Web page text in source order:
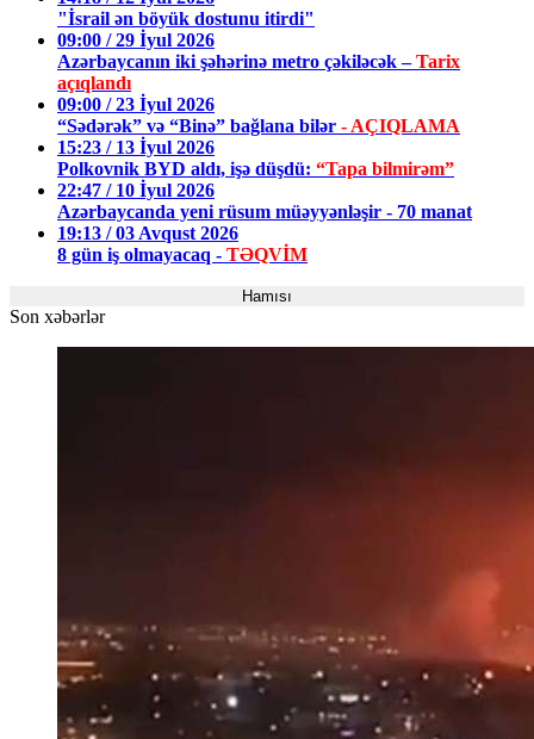
"İsrail ən böyük dostunu itirdi"
09:00 / 29 İyul 2026
Azərbaycanın iki şəhərinə metro çəkiləcək –Tarix
açıqlandı
09:00 / 23 İyul 2026
“Sədərək” və “Binə” bağlana bilər - AÇIQLAMA
15:23 / 13 İyul 2026
Polkovnik BYD aldı, işə düşdü: “Tapa bilmirəm”
22:47 / 10 İyul 2026
Azərbaycanda yeni rüsum müəyyənləşir - 70 manat
19:13 / 03 Avqust 2026
8 gün iş olmayacaq - TƏQVİM
Hamısı
Son xəbərlər